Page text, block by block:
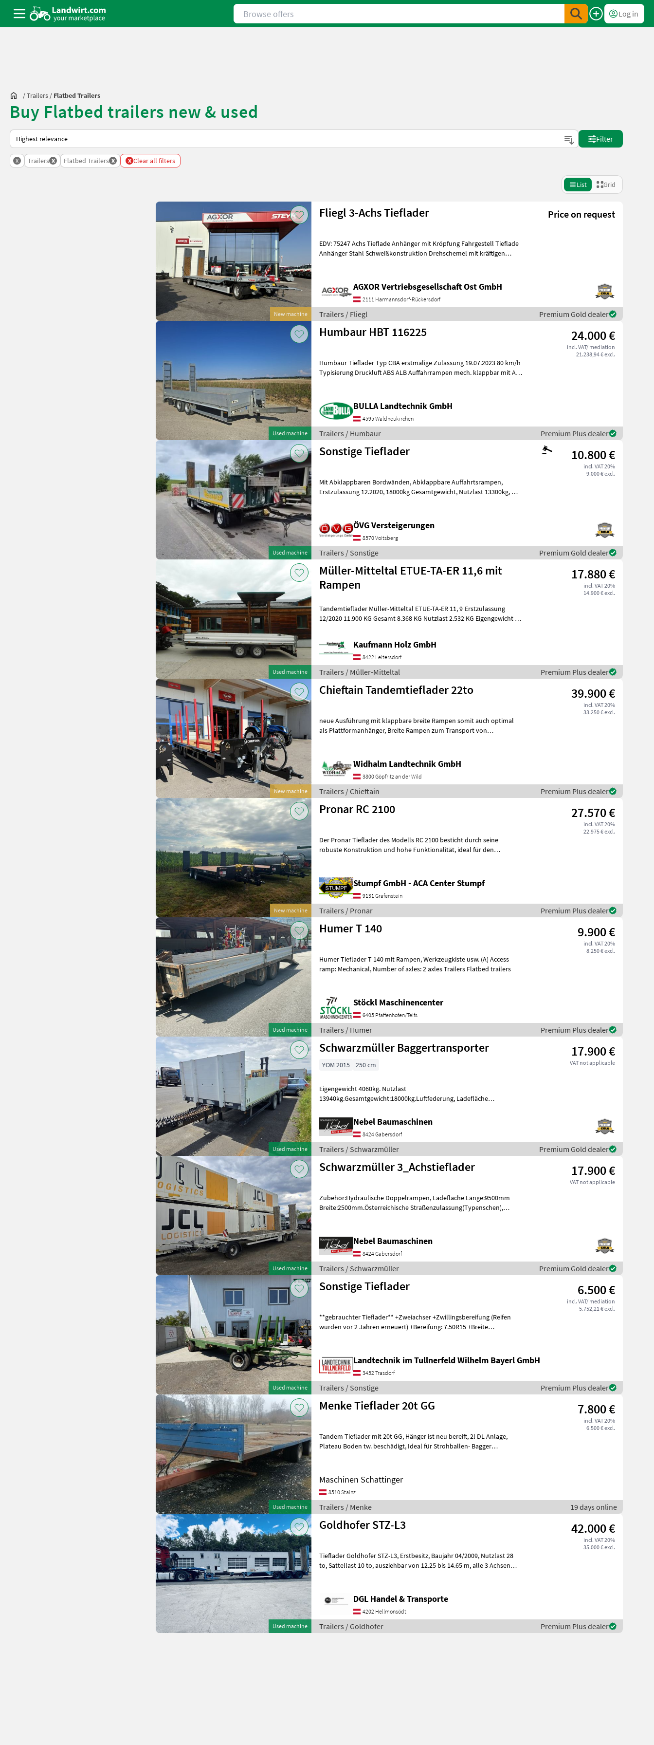
Browse offers
Log in
/Trailers / Flatbed Trailers
Buy Flatbed trailers new & used
This is how sorting works on Landwirt.com
Filter
x Trailers x Flatbed Trailers x x Clear all filters
List Grid
New machine
Fliegl 3-Achs Tieflader Price on request
EDV: 75247 Achs Tieflade Anhänger mit Kröpfung Fahrgestell Tieflade
Anhänger Stahl Schweißkonstruktion Drehschemel mit kräftigen
AGXOR Vertriebsgesellschaft Ost GmbH
2111 Harmannsdorf-Rückersdorf
Trailers / Fliegl Premium Gold dealer
Used machine
Humbaur HBT 116225 24.000 €
incl. VAT/ mediation
21.238,94 € excl.
Humbaur Tieflader Typ CBA erstmalige Zulassung 19.07.2023 80 km/h
Typisierung Druckluft ABS ALB Auffahrrampen mech. klappbar mit Alu
BULLA Landtechnik GmbH
4595 Waldneukirchen
Trailers / Humbaur Premium Plus dealer
Used machine
Sonstige Tieflader 10.800 €
incl. VAT 20%
9.000 € excl.
Mit Abklappbaren Bordwänden, Abklappbare Auffahrtsrampen,
Erstzulassung 12.2020, 18000kg Gesamtgewicht, Nutzlast 13300kg, mit
ÖVG Versteigerungen
8570 Voitsberg
Trailers / Sonstige Premium Gold dealer
Used machine
Müller-Mitteltal ETUE-TA-ER 11,6 mit
Rampen
17.880 €
incl. VAT 20%
14.900 € excl.
Tandemtieflader Müller-Mitteltal ETUE-TA-ER 11, 9 Erstzulassung
12/2020 11.900 KG Gesamt 8.368 KG Nutzlast 2.532 KG Eigengewicht -
Kaufmann Holz GmbH
8422 Leitersdorf
Trailers / Müller-Mitteltal Premium Plus dealer
New machine
Chieftain Tandemtieflader 22to 39.900 €
incl. VAT 20%
33.250 € excl.
neue Ausführung mit klappbare breite Rampen somit auch optimal
als Plattformanhänger, Breite Rampen zum Transport von
Widhalm Landtechnik GmbH
3800 Göpfritz an der Wild
Trailers / Chieftain Premium Plus dealer
New machine
Pronar RC 2100 27.570 €
incl. VAT 20%
22.975 € excl.
Der Pronar Tieflader des Modells RC 2100 besticht durch seine
robuste Konstruktion und hohe Funktionalität, ideal für den
Stumpf GmbH - ACA Center Stumpf
9131 Grafenstein
Trailers / Pronar Premium Plus dealer
Used machine
Humer T 140 9.900 €
incl. VAT 20%
8.250 € excl.
Humer Tieflader T 140 mit Rampen, Werkzeugkiste usw. (A) Access
ramp: Mechanical, Number of axles: 2 axles Trailers Flatbed trailers
Stöckl Maschinencenter
6405 Pfaffenhofen/Telfs
Trailers / Humer Premium Plus dealer
Used machine
Schwarzmüller Baggertransporter 17.900 €
VAT not applicable
YOM 2015 250 cm
Eigengewicht 4060kg. Nutzlast
13940kg.Gesamtgewicht:18000kg.Luftfederung, Ladefläche
certificate TrailersNebel Baumaschinen
8424 Gabersdorf
Trailers / Schwarzmüller Premium Gold dealer
Used machine
Schwarzmüller 3_Achstieflader 17.900 €
VAT not applicable
Zubehör:Hydraulische Doppelrampen, Ladefläche Länge:9500mm
Breite:2500mm.Österreichische Straßenzulassung(Typenschen),
Nebel Baumaschinen
8424 Gabersdorf
Trailers / Schwarzmüller Premium Gold dealer
Used machine
Sonstige Tieflader 6.500 €
incl. VAT/ mediation
5.752,21 € excl.
**gebrauchter Tieflader** +Zweiachser +Zwillingsbereifung (Reifen
wurden vor 2 Jahren erneuert) +Bereifung: 7.50R15 +Breite
Landtechnik im Tullnerfeld Wilhelm Bayerl GmbH
3452 Trasdorf
Trailers / Sonstige Premium Plus dealer
Used machine
Menke Tieflader 20t GG 7.800 €
incl. VAT 20%
6.500 € excl.
Tandem Tieflader mit 20t GG, Hänger ist neu bereift, 2l DL Anlage,
Plateau Boden tw. beschädigt, Ideal für Strohballen- Bagger
Maschinen Schattinger
8510 Stainz
Trailers / Menke 19 days online
Used machine
Goldhofer STZ-L3 42.000 €
incl. VAT 20%
35.000 € excl.
Tieflader Goldhofer STZ-L3, Erstbesitz, Baujahr 04/2009, Nutzlast 28
to, Sattellast 10 to, ausziehbar von 12.25 bis 14.65 m, alle 3 Achsen
DGL Handel & Transporte
4202 Hellmonsödt
Trailers / Goldhofer Premium Plus dealer